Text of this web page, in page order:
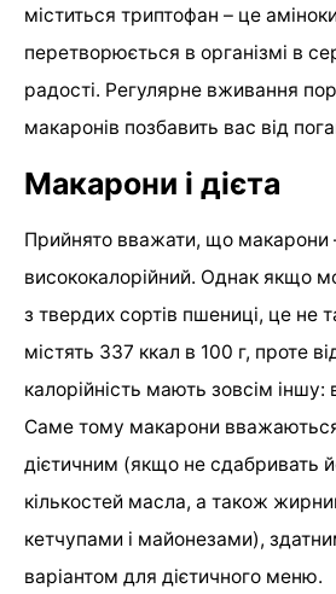
міститься триптофан – це
перетворюється в організмі в
радості. Регулярне вживання
макаронів позбавить вас від
Макарони і дієта
Прийнято вважати, що макарони
висококалорійний. Однак якщо
з твердих сортів пшениці, це не
містять 337 ккал в 100 г, проте
калорійність мають зовсім
Саме тому макарони
дієтичним (якщо не сдабривать
кількостей масла, а також
кетчупами і майонезами),
варіантом для дієтичного меню.